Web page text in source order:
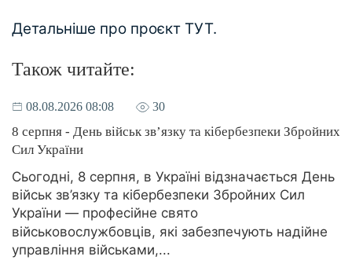
Детальніше про проєкт ТУТ.
Також читайте:
08.08.2026 08:08 30
8 серпня - День військ зв’язку та кібербезпеки Збройних
Сил України
Сьогодні, 8 серпня, в Україні відзначається День
військ зв’язку та кібербезпеки Збройних Сил
України — професійне свято
військовослужбовців, які забезпечують надійне
управління військами,...